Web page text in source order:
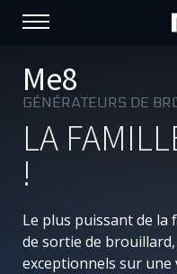
PRODUITS
SUPPORT
PORTFOLIO
OÙ ACHETER
Me8
GÉNÉRATEURS DE
LA
!
Le plus puissant de la
de sortie de
exceptionnels sur une